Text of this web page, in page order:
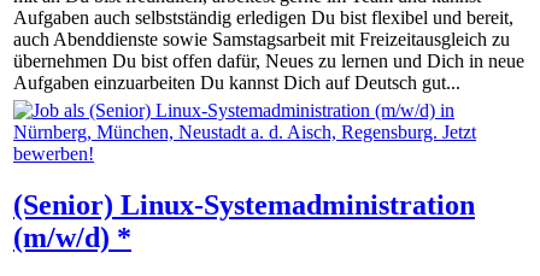
Aufgaben auch selbstständig erledigen Du bist flexibel und bereit,
auch Abenddienste sowie Samstagsarbeit mit Freizeitausgleich zu
übernehmen Du bist offen dafür, Neues zu lernen und Dich in neue
Aufgaben einzuarbeiten Du kannst Dich auf Deutsch gut...
(Senior) Linux-Systemadministration
(m/w/d) *